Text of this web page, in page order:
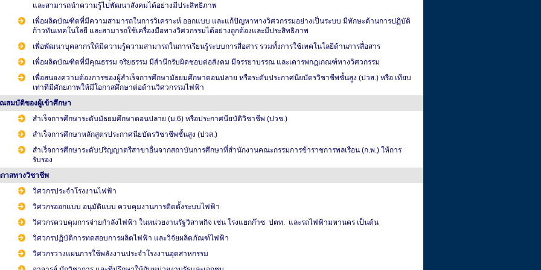
และสามารถนำความรู้ไปพัฒนาสังคมได้อย่างมีประสิทธิภาพ
เพื่อผลิตบัณฑิตที่มีความสามารถในการวิเคราะห์ ออกแบบ และแก้ปัญหาทางวิศวกรรมอย่างเป็นระบบ มีทักษะด้านการปฏิบัติ
ก้าวทันเทคโนโลยี และสามารถใช้เครื่องมือทางวิศวกรรมได้อย่างถูกต้องและมีประสิทธิภาพ
เพื่อพัฒนาบุคลากรให้มีความรู้ความสามารถในการเรียนรู้ระบบการสื่อสาร รวมทั้งการใช้เทคโนโลยีด้านการสื่อสาร
เพื่อผลิตบัณฑิตที่มีคุณธรรม จริยธรรม มีสำนึกรับผิดชอบต่อสังคม มีจรรยาบรรณ และเคารพกฎเกณฑ์ทางวิศวกรรม
เพื่อสนองความต้องการของผู้สำเร็จการศึกษามัธยมศึกษาตอนปลาย หรือระดับประกาศนียบัตรวิชาชีพชั้นสูง (ปวส.) หรือ เทียบ
เท่าที่มีศักยภาพให้มีโอกาสศึกษาต่อด้านวิศวกรรมไฟฟ้า
สมบัติของผู้เข้าศึกษา
สำเร็จการศึกษาระดับมัธยมศึกษาตอนปลาย (ม.6) หรือประกาศนียบัติวิชาชีพ (ปวช.)
สำเร็จการศึกษาหลักสูตรประกาศนียบัตรวิชาชีพชั้นสูง (ปวส.)
สำเร็จการศึกษาระดับปริญญาตรีสาขาอื่นจากสถาบันการศึกษาที่สำนักงานคณะกรรมการข้าราชการพลเรือน (ก.พ.) ให้การ
รับรอง
าสทางวิชาชีพ
วิศวกรประจำโรงงานไฟฟ้า
วิศวกรออกแบบ อนุมัติแบบ ควบคุมงานการติดตั้งระบบไฟฟ้า
วิศวกรควบคุมการจ่ายกำลังไฟฟ้า ในหน่วยงานรัฐวิสาหกิจ เช่น โรงแยกก๊าซ ปตท. และรถไฟฟ้ามหานคร เป็นต้น
วิศวกรปฏิบัติการทดสอบการผลิตไฟฟ้า และวิจัยผลิตภัณฑ์ไฟฟ้า
วิศวกรวางแผนการใช้พลังงานประจำโรงงานอุตสาหกรรม